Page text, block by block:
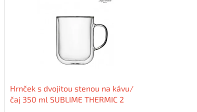
Hrnček s dvojitou stenou na kávu/
čaj 350 ml SUBLIME THERMIC 2